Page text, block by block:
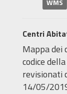
WMS
Centri
Mappa dei
codice
revisionati
14/05/